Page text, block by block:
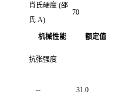
肖氏硬度 (邵
氏 A)
70
机械性能 额定值
抗张强度
-- 31.0